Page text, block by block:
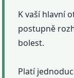
K vaší hlavní
postupně
bolest.
Platí